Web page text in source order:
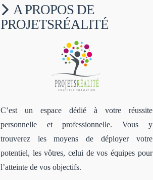
A PROPOS DE
PROJETSRÉALITÉ
C’est un espace dédié à votre réussite
personnelle et professionnelle. Vous y
trouverez les moyens de déployer votre
potentiel, les vôtres, celui de vos équipes pour
l’atteinte de vos objectifs.